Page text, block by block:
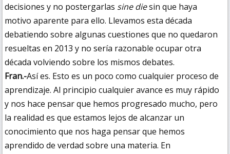
decisiones y no postergarlas sine diesin que haya
motivo aparente para ello. Llevamos esta década
debatiendo sobre algunas cuestiones que no quedaron
resueltas en 2013 y no sería razonable ocupar otra
década volviendo sobre los mismos debates.
Fran.-Así es. Esto es un poco como cualquier proceso de
aprendizaje. Al principio cualquier avance es muy rápido
y nos hace pensar que hemos progresado mucho, pero
la realidad es que estamos lejos de alcanzar un
conocimiento que nos haga pensar que hemos
aprendido de verdad sobre una materia. En